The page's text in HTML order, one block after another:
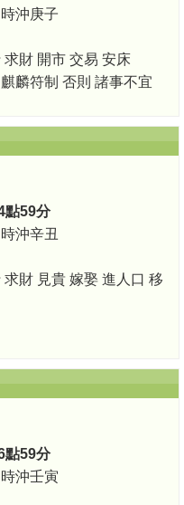
時沖庚子
財 開市 交易 安床
麟符制 否則 諸事不宜
點59分
時沖辛丑
財 見貴 嫁娶 進人口 移
點59分
時沖壬寅